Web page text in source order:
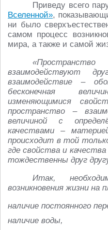
Приведу всего
Вселенной»,
ни было
самом процесс
мира, а также и самой
взаимодействуют
взаимодействие –
бесконечная
изменяющимися
пространство –
величиной с
качествами –
происходит в той
где свойства и
тождественны друг
Итак,
возникновения жизни на
наличие постоянного
наличие воды,